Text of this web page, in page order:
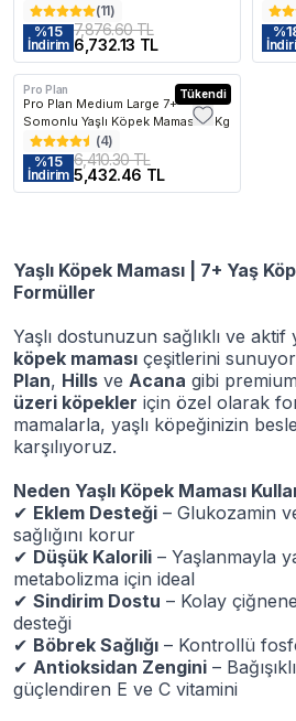
(11)
%15
İndirim
7,876.60 TL
6,732.13 TL
%
Kargo Bedava Tükendi
Pro Plan
Pro Plan Medium Large 7+
Somonlu Yaşlı Köpek Maması 14Kg
(4)
%15
İndirim
6,410.30 TL
5,432.46 TL
Yaşlı Köpek Maması | 7+ Yaş
Formüller
Yaşlı dostunuzun sağlıklı ve aktif
köpek maması çeşitlerini
Plan, Hills ve Acana gibi
üzeri köpekler için özel olarak
mamalarla, yaşlı köpeğinizin
karşılıyoruz.
Neden Yaşlı Köpek Maması
✔ Eklem Desteği – Glukozamin
sağlığını korur
✔ Düşük Kalorili – Yaşlanmayla
metabolizma için ideal
✔ Sindirim Dostu – Kolay
desteği
✔ Böbrek Sağlığı – Kontrollü
✔ Antioksidan Zengini –
güçlendiren E ve C vitamini